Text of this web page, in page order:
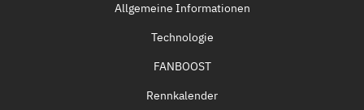
Allgemeine Informationen
Technologie
FANBOOST
Rennkalender